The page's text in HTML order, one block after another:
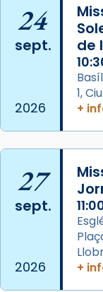
Memòria de
partir de
que les
que les
Mataró en
...Ver más
View on Facebook ·
24
sept.
2026
de
1,
+
27
sept.
2026
+